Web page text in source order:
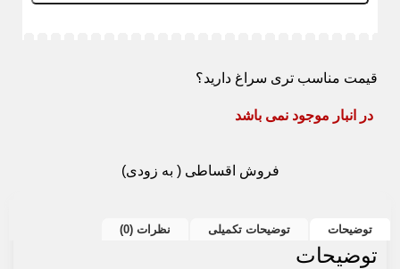
قیمت مناسب تری سراغ دارید؟
در انبار موجود نمی باشد
فروش اقساطی ( به زودی)
توضیحات توضیحات تکمیلی نظرات (0)
توضیحات